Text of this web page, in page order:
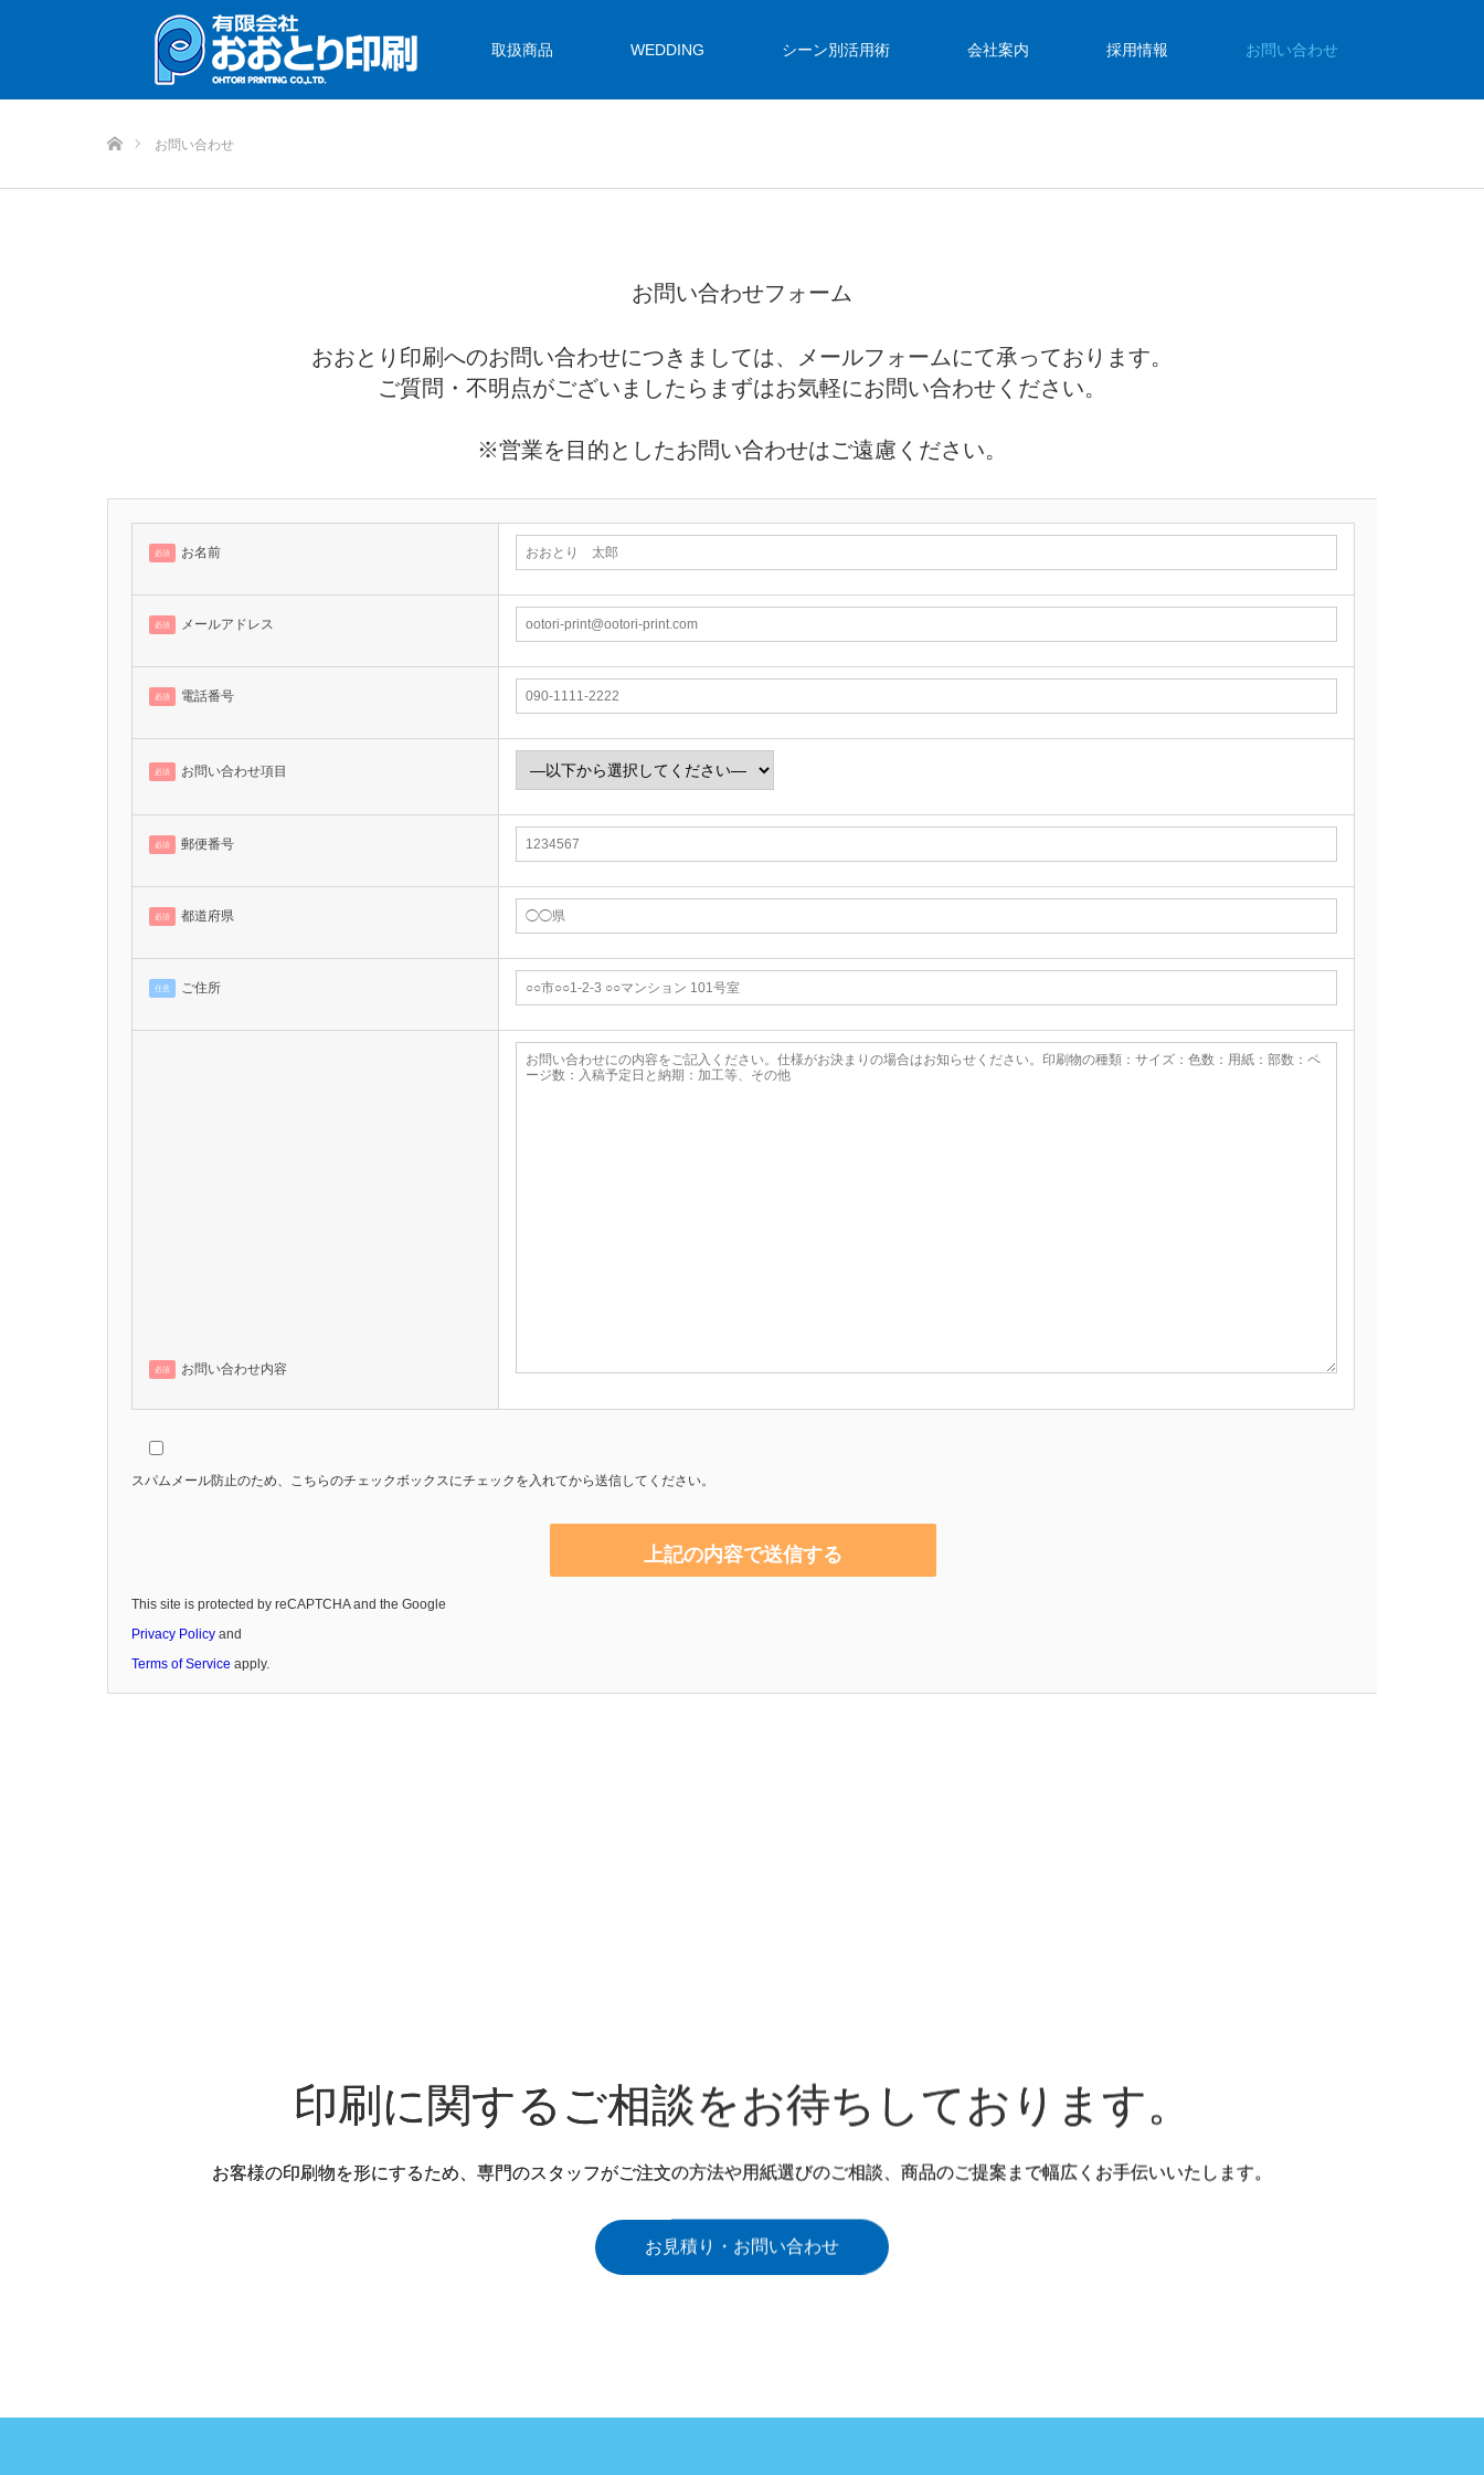
取扱商品 WEDDING シーン別活用術 会社案内 採用情報 お問い合わせ
お問い合わせ
お問い合わせフォーム
おおとり印刷へのお問い合わせにつきましては、メールフォームにて承っております。
ご質問・不明点がございましたらまずはお気軽にお問い合わせください。
※営業を目的としたお問い合わせはご遠慮ください。
必須 お名前
必須 メールアドレス
必須 電話番号
必須 お問い合わせ項目
必須 郵便番号
必須 都道府県
任意 ご住所
必須 お問い合わせ内容
スパムメール防止のため、こちらのチェックボックスにチェックを入れてから送信してください。
This site is protected by reCAPTCHA and the Google
Privacy Policy and
Terms of Service apply.
印刷に関するご相談をお待ちしております。
お客様の印刷物を形にするため、専門のスタッフがご注文の方法や用紙選びのご相談、商品のご提案まで幅広くお手伝いいたします。
お見積り・お問い合わせ